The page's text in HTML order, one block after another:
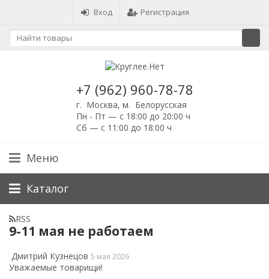
Вход Регистрация
+7 (962) 960-78-78
г. Москва, м. Белорусская
Пн - Пт — с 18:00 до 20:00 ч
Сб — с 11:00 до 18:00 ч
Меню
Каталог
RSS
9-11 мая не работаем
Дмитрий Кузнецов 5 мая 2026
Уважаемые товарищи!